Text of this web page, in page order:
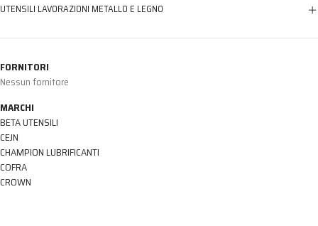
UTENSILI LAVORAZIONI METALLO E LEGNO
FORNITORI
Nessun fornitore
MARCHI
BETA UTENSILI
CEJN
CHAMPION LUBRIFICANTI
COFRA
CROWN